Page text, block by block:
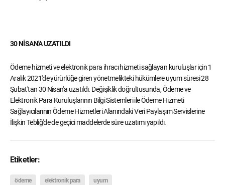
30 NİSAN'A UZATILDI
Ödeme hizmeti ve elektronik para ihracı hizmeti sağlayan kuruluşlar için 1
Aralık 2021'de yürürlüğe giren yönetmelikteki hükümlere uyum süresi 28
Şubat'tan 30 Nisan'a uzatıldı. Değişiklik doğrultusunda, Ödeme ve
Elektronik Para Kuruluşlarının Bilgi Sistemleri ile Ödeme Hizmeti
Sağlayıcılarının Ödeme Hizmetleri Alanındaki Veri Paylaşım Servislerine
İlişkin Tebliğ'de de geçici maddelerde süre uzatımı yapıldı.
Etiketler:
ödeme elektronik para uyum